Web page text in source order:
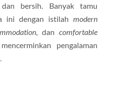
bersih. Banyak tamu
ini dengan istilah modern
, dancomfortable
pengalaman